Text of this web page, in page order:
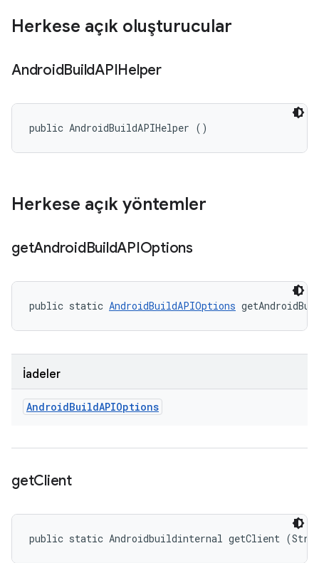
Herkese açık oluşturucular
AndroidBuildAPIHelper
public AndroidBuildAPIHelper ()
Herkese açık yöntemler
getAndroidBuildAPIOptions
public static AndroidBuildAPIOptions
İadeler
AndroidBuildAPIOptions
getClient
public static Androidbuildinternal getClient